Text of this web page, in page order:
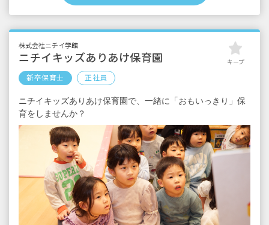
■夜間手当 （18時～閉園）
■賞与年2回（6月／12月）2024年度実績：全国
※評価期間中に基準に満たす勤務実績がない
※試用期間3カ月／同条件
株式会社ニチイ学館
ニチイキッズありあけ保育園
新卒保育士 正社員
キープ
ニチイキッズありあけ保育園で、一緒に「おもいっきり」保
育をしませんか？